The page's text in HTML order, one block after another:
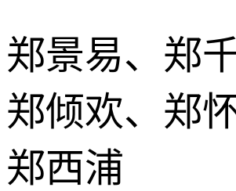
郑景易、郑千
郑倾欢、郑怀
郑西浦